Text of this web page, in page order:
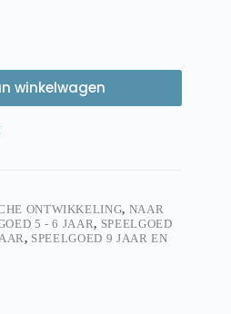
winkelwagen
ONTWIKKELING, NAAR
5 - 6 JAAR, SPEELGOED
, SPEELGOED 9 JAAR EN